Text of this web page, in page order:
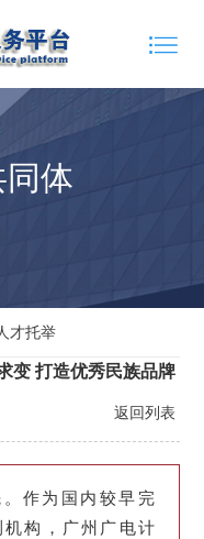
体
才托举
变 打造优秀民族品牌
返回列表
作为国内 较早完
机构，广州广电计